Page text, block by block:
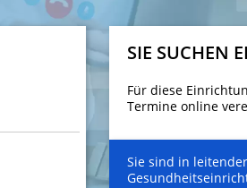
SIE SUCHEN
Für diese
Termine online
Sie sind in